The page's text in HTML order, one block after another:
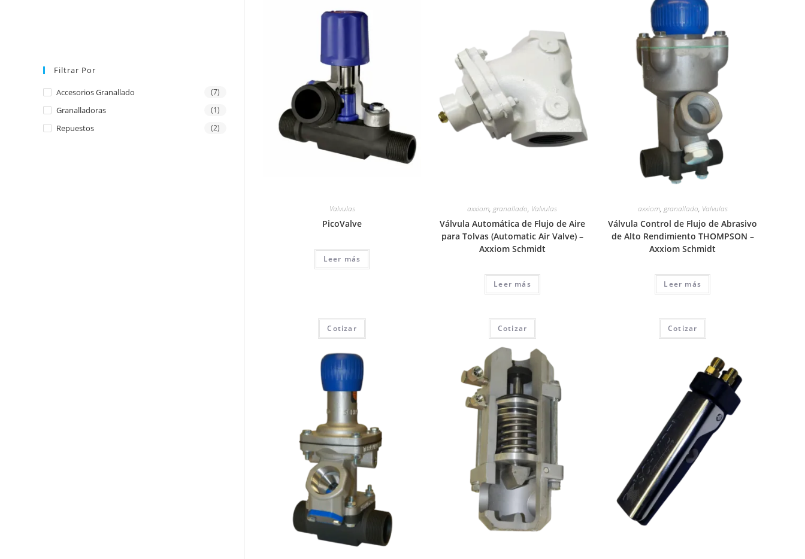
Valvulas
PicoValve
Leer más
axxiom, granallado, Valvulas
Válvula Automática de Flujo de Aire
para Tolvas (Automatic Air Valve) –
Axxiom Schmidt
Leer más
axxiom, granallado, Valvulas
Válvula Control de Flujo de Abrasivo
de Alto Rendimiento THOMPSON –
Axxiom Schmidt
Leer más
Cotizar Cotizar Cotizar
Filtrar Por
Accesorios Granallado (7)
Granalladoras (1)
Repuestos (2)